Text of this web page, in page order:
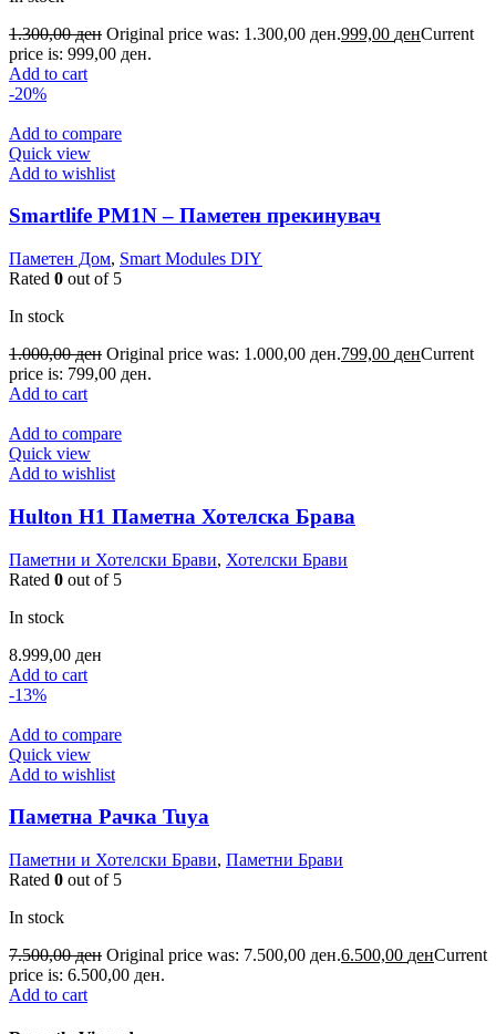
1.300,00ден Original price was: 1.300,00 ден.999,00 денCurrent
price is: 999,00 ден.
Add to cart
-20%
Add to compare
Quick view
Add to wishlist
Smartlife PM1N – Паметен прекинувач
Паметен Дом, Smart Modules DIY
Rated 0 out of 5
In stock
1.000,00ден Original price was: 1.000,00 ден.799,00 денCurrent
price is: 799,00 ден.
Add to cart
Add to compare
Quick view
Add to wishlist
Hulton H1 Паметна Хотелска Брава
Паметни и Хотелски Брави, Хотелски Брави
Rated 0 out of 5
In stock
8.999,00 ден
Add to cart
-13%
Add to compare
Quick view
Add to wishlist
Паметна Рачка Tuya
Паметни и Хотелски Брави, Паметни Брави
Rated 0 out of 5
In stock
7.500,00ден Original price was: 7.500,00 ден.6.500,00 денCurrent
price is: 6.500,00 ден.
Add to cart